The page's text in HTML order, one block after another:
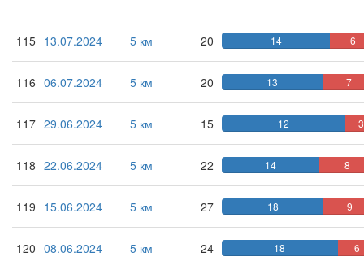
115 13.07.2024 5 км 20 14 6
116 06.07.2024 5 км 20 13 7
117 29.06.2024 5 км 15 12 3
118 22.06.2024 5 км 22 14 8
119 15.06.2024 5 км 27 18 9
120 08.06.2024 5 км 24 18 6